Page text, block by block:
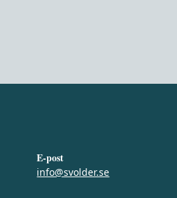
E-post
info@svolder.se